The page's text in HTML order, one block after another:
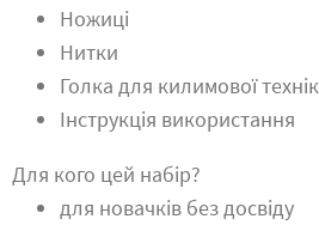
Ножиці
Нитки
Голка для килимової
Інструкція використання
Для кого цей набір?
для новачків без досвіду